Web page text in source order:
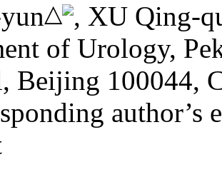
△ , XU Qing-
of Urology,
Beijing 100044,
author’s